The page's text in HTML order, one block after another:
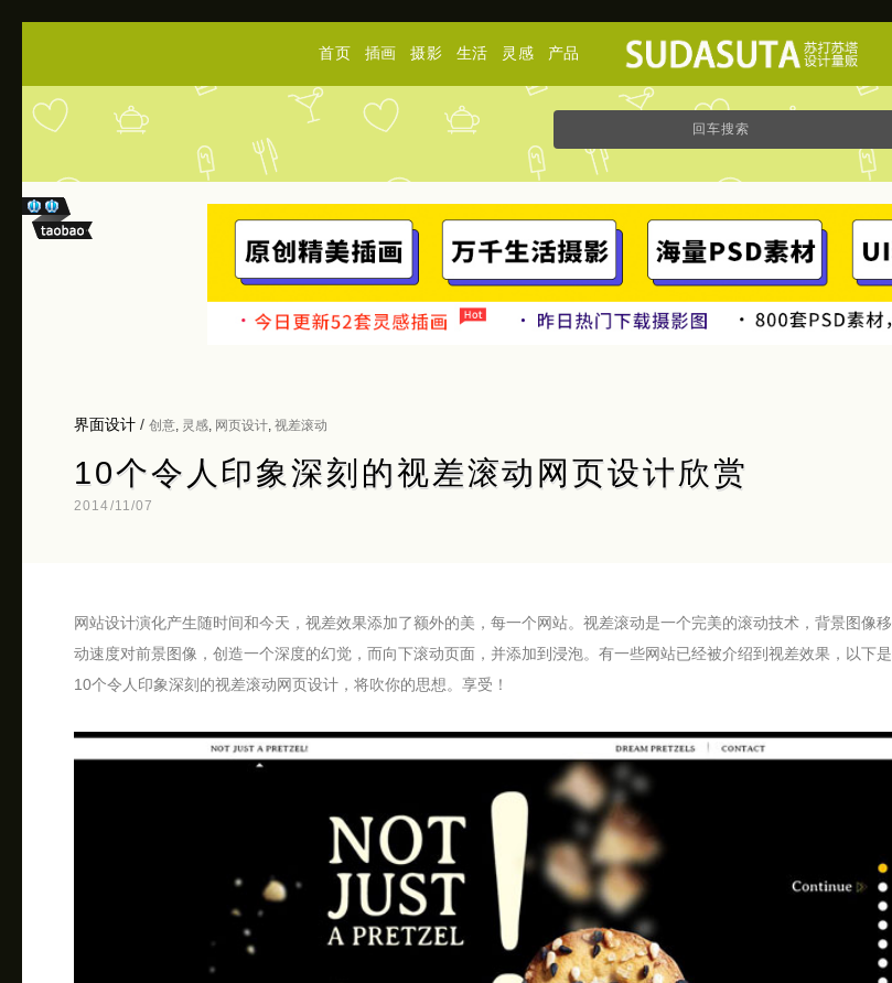
首页 插画 摄影 生活 灵感 产品
界面设计 / 创意 灵感 网页设计 视差滚动
10个令人印象深刻的视差滚动网页设计欣赏
2014/11/07
网站设计演化产生随时间和今天，视差效果添加了额外的美，每一个网站。视差滚动是一个完美的滚动技术，背景图像移
动速度对前景图像，创造一个深度的幻觉，而向下滚动页面，并添加到浸泡。有一些网站已经被介绍到视差效果，以下是
10个令人印象深刻的视差滚动网页设计，将吹你的思想。享受！